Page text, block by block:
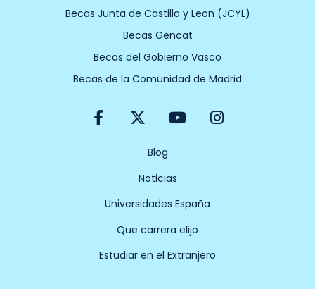
Becas Junta de Castilla y Leon (JCYL)
Becas Gencat
Becas del Gobierno Vasco
Becas de la Comunidad de Madrid
F
a
o
f
X
-
w
i
t
t
r
Y
o
u
b
e
I
n
Blog
Noticias
Universidades España
Que carrera elijo
Estudiar en el Extranjero